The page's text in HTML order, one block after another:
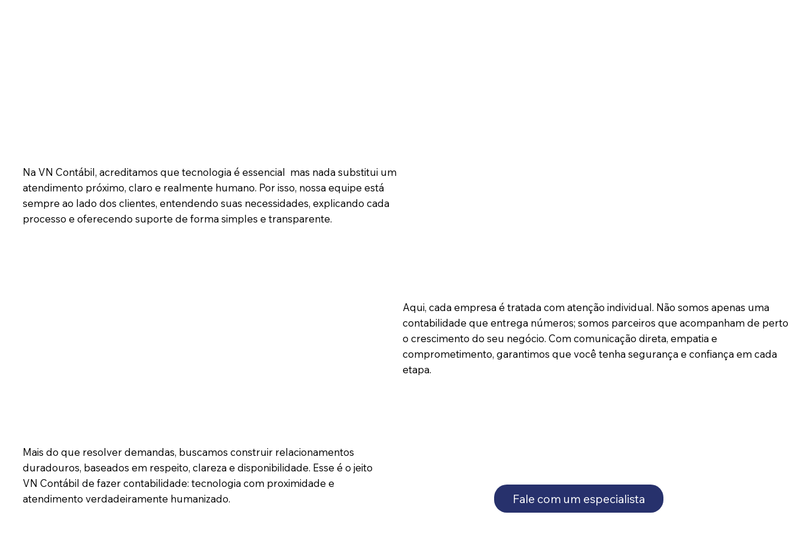
Na VN Contábil, acreditamos que tecnologia é essencial mas nada substitui um
atendimento próximo, claro e realmente humano. Por isso, nossa equipe está
sempre ao lado dos clientes, entendendo suas necessidades, explicando cada
processo e oferecendo suporte de forma simples e transparente.
Aqui, cada empresa é tratada com atenção individual. Não somos apenas uma
contabilidade que entrega números; somos parceiros que acompanham de perto
o crescimento do seu negócio. Com comunicação direta, empatia e
comprometimento, garantimos que você tenha segurança e confiança em cada
etapa.
Mais do que resolver demandas, buscamos construir relacionamentos
duradouros, baseados em respeito, clareza e disponibilidade. Esse é o jeito
VN Contábil de fazer contabilidade: tecnologia com proximidade e
atendimento verdadeiramente humanizado.
Fale com um especialista